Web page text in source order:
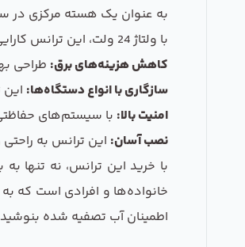
به عنوان یک هسته مرکزی در
با ولتاژ 24 ولت، این ترانس کارایی فوق‌العاده‌ای در تامین انرژی مورد نیاز دستگاه‌های تصفیه آب دارد.
کاهش هزینه‌های برق: طراحی
سازگاری با انواع دستگاه‌ها:
امنیت بالا: با سیستم‌های
نصب آسان: این ترانس به
با خرید این ترانس، نه تنها
اطمینان آب تصفیه شده